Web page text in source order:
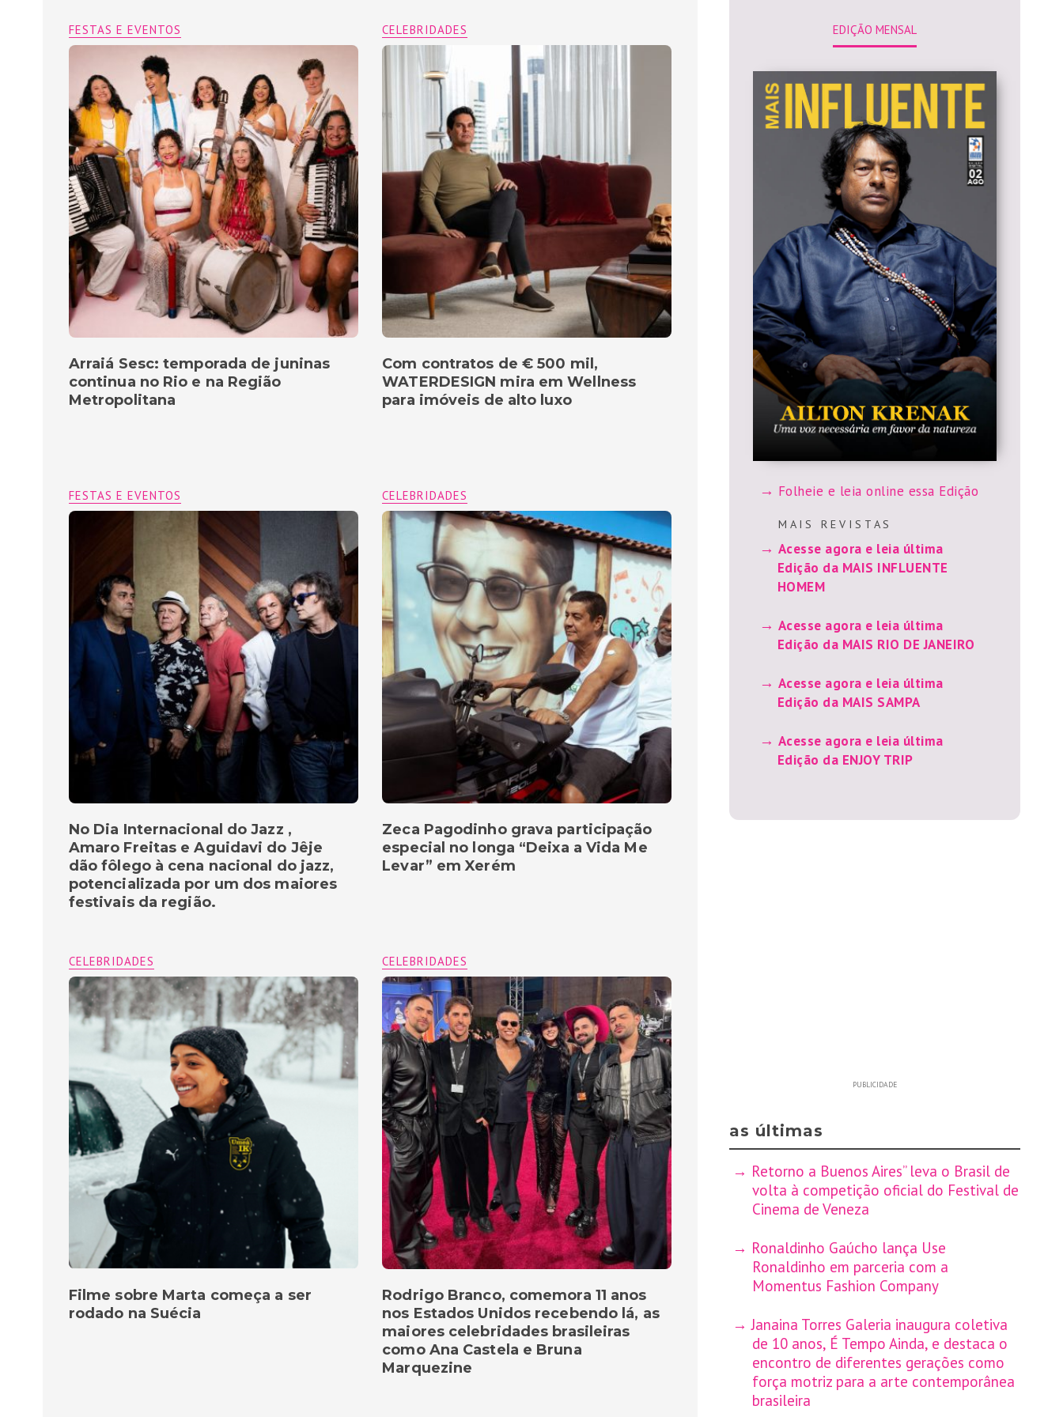
CELEBRIDADES
Com contratos de € 500 mil,
WATERDESIGN mira em Wellness
para imóveis de alto luxo
FESTAS E EVENTOS
Arraiá Sesc: temporada de juninas
continua no Rio e na Região
Metropolitana
CELEBRIDADES
Zeca Pagodinho grava participação
especial no longa “Deixa a Vida Me
Levar” em Xerém
FESTAS E EVENTOS
No Dia Internacional do Jazz ,
Amaro Freitas e Aguidavi do Jêje
dão fôlego à cena nacional do jazz,
potencializada por um dos maiores
festivais da região.
CELEBRIDADES
Rodrigo Branco, comemora 11 anos
nos Estados Unidos recebendo lá, as
maiores celebridades brasileiras
como Ana Castela e Bruna
Marquezine
CELEBRIDADES
Filme sobre Marta começa a ser
rodado na Suécia
EDIÇÃO MENSAL
Folheie e leia online essa Edição
M A I S R E V I S T A S
Acesse agora e leia última
Edição da MAIS INFLUENTE
HOMEM
Acesse agora e leia última
Edição da MAIS RIO DE JANEIRO
Acesse agora e leia última
Edição da MAIS SAMPA
Acesse agora e leia última
Edição da ENJOY TRIP
PUBLICIDADE
as últimas
Retorno a Buenos Aires” leva o Brasil de
volta à competição oficial do Festival de
Cinema de Veneza
Ronaldinho Gaúcho lança Use
Ronaldinho em parceria com a
Momentus Fashion Company
Janaina Torres Galeria inaugura coletiva
de 10 anos, É Tempo Ainda, e destaca o
encontro de diferentes gerações como
força motriz para a arte contemporânea
brasileira